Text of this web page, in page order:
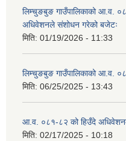
लिम्चुङबुङ गाउँपालिकाको आ.व.
अधिवेशनले संशोधन गरेको बजेटः
मिति: 01/19/2026 - 11:33
लिम्चुङबुङ गाउँपालिकाको आ.व.
मिति: 06/25/2025 - 13:43
आ.व. ०८१-८२ को हिउँदे
मिति: 02/17/2025 - 10:18